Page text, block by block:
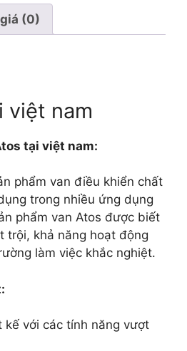
(0)
việt nam
tại việt nam:
phẩm van điều khiển chất
trong nhiều ứng dụng
phẩm van Atos được biết
trội, khả năng hoạt động
làm việc khắc nghiệt.
kế với các tính năng vượt